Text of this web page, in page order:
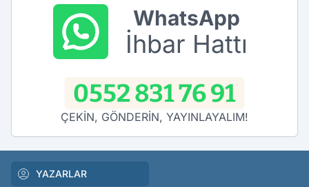
WhatsApp
İhbar Hattı
0552 831 76 91
ÇEKİN, GÖNDERİN, YAYINLAYALIM!
YAZARLAR